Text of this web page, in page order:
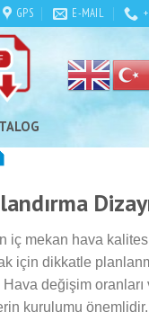
GPS E-MAIL
iç mekan hava
için dikkatle
Hava değişim oranları
kurulumu önemlidir.